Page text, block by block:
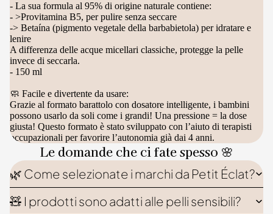
- La sua formula al 95% di origine naturale contiene:
- >Provitamina B5, per pulire senza seccare
-> Betaína (pigmento vegetale della barbabietola) per idratare e
lenire
A differenza delle acque micellari classiche, protegge la pelle
invece di seccarla.
- 150 ml
🧼 Facile e divertente da usare:
Grazie al formato barattolo con dosatore intelligente, i bambini
possono usarlo da soli come i grandi! Una pressione = la dose
giusta! Questo formato è stato sviluppato con l’aiuto di terapisti
occupazionali per favorire l’autonomia già dai 4 anni.
Le domande che ci fate spesso 🌸
🌿 Come selezionate i marchi da Petit Éclat?
🧸 I prodotti sono adatti alle pelli sensibili?